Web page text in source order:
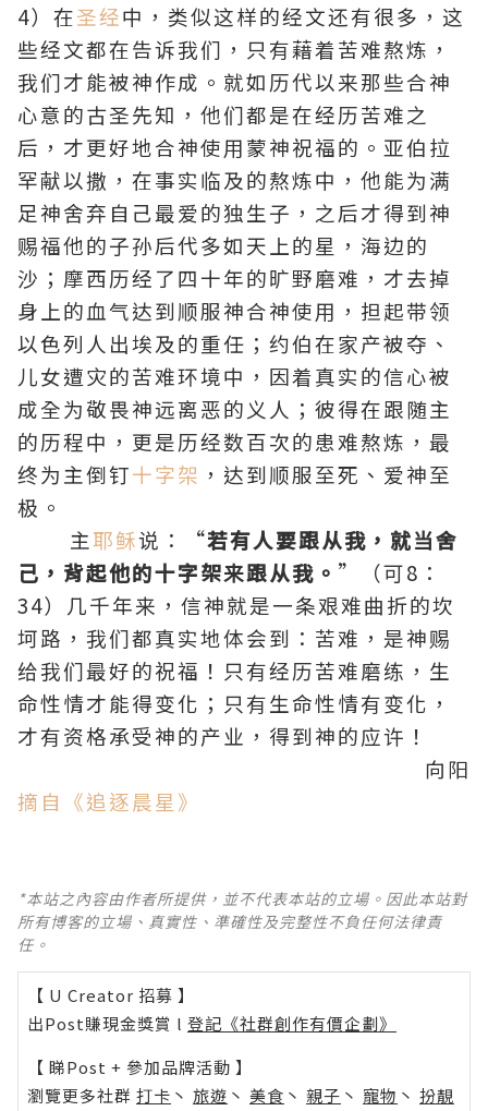
4）在圣经中，类似这样的经文还有很多，这
些经文都在告诉我们，只有藉着苦难熬炼，
我们才能被神作成。就如历代以来那些合神
心意的古圣先知，他们都是在经历苦难之
后，才更好地合神使用蒙神祝福的。 亚伯拉
罕献以撒，在事实临及的熬炼中，他能为满
足神舍弃自己最爱的独生子，之后才得到神
赐福他的子孙后代多如天上的星，海边的
沙；摩西历经了四十年的旷野磨难，才去掉
身上的血气达到顺服神合神使用，担起带领
以色列人出埃及的重任； 约伯在家产被夺、
儿女遭灾的苦难环境中，因着真实的信心被
成全为敬畏神远离恶的义人；彼得在跟随主
的历程中，更是历经数百次的患难熬炼，最
终为主倒钉十字架 ，达到顺服至死、爱神至
极。
主耶稣说：“若有人要跟从我，就当舍
己，背起他的十字架来跟从我。 ”（可8：
34）几千年来，信神就是一条艰难曲折的坎
坷路，我们都真实地体会到：苦难，是神赐
给我们最好的祝福！只有经历苦难磨练，生
命性情才能得变化；只有生命性情有变化，
才有资格承受神的产业，得到神的应许！
向阳
摘自《追逐晨星》
*本站之內容由作者所提供，並不代表本站的立場。因此本站對
所有博客的立場、真實性、準確性及完整性不負任何法律責
任。
【 U Creator 招募 】
出Post賺現金獎賞 l 登記《社群創作有價企劃》
【 睇Post + 參加品牌活動 】
瀏覽更多社群 打卡 丶 旅遊 丶 美食 丶 親子 丶 寵物 丶 扮靚